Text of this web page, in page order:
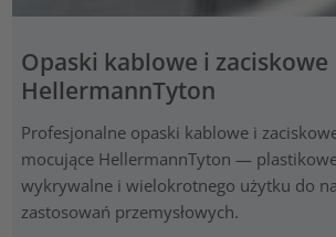
Opaski kablowe i zaciskowe
HellermannTyton
Profesjonalne opaski kablowe i
mocujące HellermannTyton —
wykrywalne i wielokrotnego użytku do
zastosowań przemysłowych.